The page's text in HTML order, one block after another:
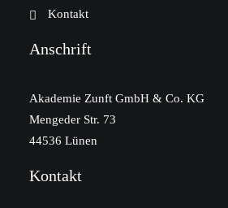
Kontakt
Anschrift
Akademie Zunft GmbH & Co. KG
Mengeder Str. 73
44536 Lünen
Kontakt